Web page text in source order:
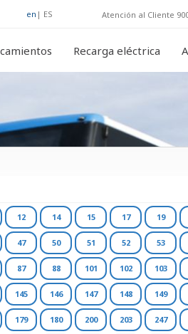
en | ES Atención al Cliente
Recarga eléctrica
12 14 15 17 19
47 50 51 52 53
87 88 101 102 103
145 146 147 148 149
179 180 200 203 247